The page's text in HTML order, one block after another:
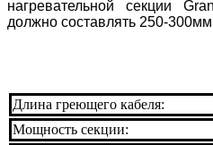
нагревательной секции
должно составлять 250-
Длина греющего кабеля:
Мощность секции: